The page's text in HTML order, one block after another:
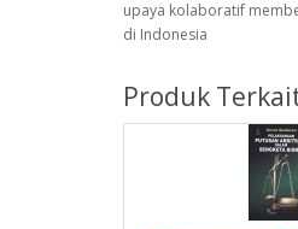
upaya kolaboratif
di Indonesia
Produk